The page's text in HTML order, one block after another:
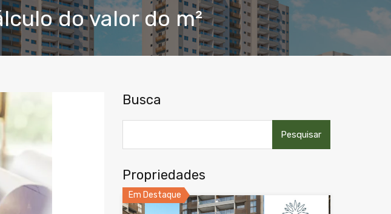
do valor do m²
Busca
por:
Propriedades
Em Destaque